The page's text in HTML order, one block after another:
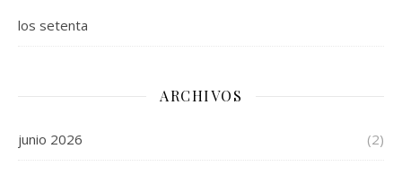
los setenta
ARCHIVOS
junio 2026 (2)